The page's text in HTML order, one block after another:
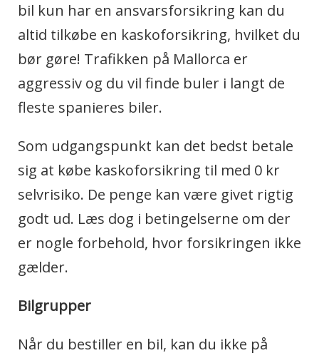
bil kun har en ansvarsforsikring kan du
altid tilkøbe en kaskoforsikring, hvilket du
bør gøre! Trafikken på Mallorca er
aggressiv og du vil finde buler i langt de
fleste spanieres biler.
Som udgangspunkt kan det bedst betale
sig at købe kaskoforsikring til med 0 kr
selvrisiko. De penge kan være givet rigtig
godt ud. Læs dog i betingelserne om der
er nogle forbehold, hvor forsikringen ikke
gælder.
Bilgrupper
Når du bestiller en bil, kan du ikke på